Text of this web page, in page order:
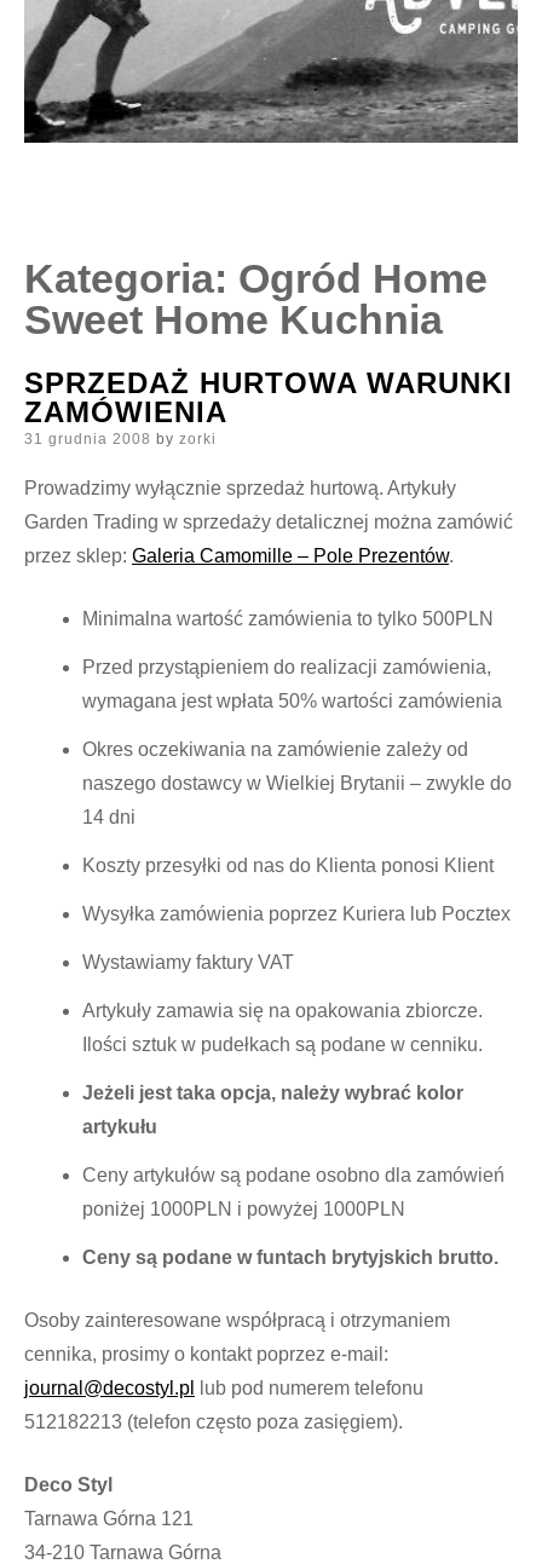
Kategoria: Ogród Home
Sweet Home Kuchnia
SPRZEDAŻ HURTOWA WARUNKI
ZAMÓWIENIA
Posted
31 grudnia 2008 by zorki
Prowadzimy wyłącznie sprzedaż hurtową. Artykuły
Garden Trading w sprzedaży detalicznej można zamówić
przez sklep: Galeria Camomille – Pole Prezentów.
Minimalna wartość zamówienia to tylko 500PLN
Przed przystąpieniem do realizacji zamówienia,
wymagana jest wpłata 50% wartości zamówienia
Okres oczekiwania na zamówienie zależy od
naszego dostawcy w Wielkiej Brytanii – zwykle do
14 dni
Koszty przesyłki od nas do Klienta ponosi Klient
Wysyłka zamówienia poprzez Kuriera lub Pocztex
Wystawiamy faktury VAT
Artykuły zamawia się na opakowania zbiorcze.
Ilości sztuk w pudełkach są podane w cenniku.
Jeżeli jest taka opcja, należy wybrać kolor
artykułu
Ceny artykułów są podane osobno dla zamówień
poniżej 1000PLN i powyżej 1000PLN
Ceny są podane w funtach brytyjskich brutto.
Osoby zainteresowane współpracą i otrzymaniem
cennika, prosimy o kontakt poprzez e-mail:
journal@decostyl.pl
lub pod numerem telefonu
512182213 (telefon często poza zasięgiem).
Deco Styl
Tarnawa Górna 121
34-210 Tarnawa Górna